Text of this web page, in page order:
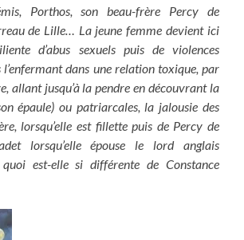
Porthos, son beau-frère Percy de
de Lille… La jeune femme devient ici
d’abus sexuels puis de violences
l’enfermant dans une relation toxique, par
allant jusqu’à la pendre en découvrant la
épaule) ou patriarcales, la jalousie des
lorsqu’elle est fillette puis de Percy de
lorsqu’elle épouse le lord anglais
est-elle si différente de Constance